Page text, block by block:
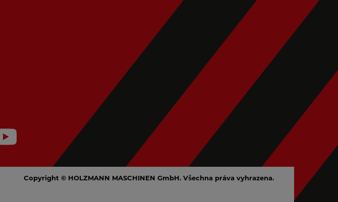
Copyright © HOLZMANN MASCHINEN GmbH. Všechna práva vyhrazena.